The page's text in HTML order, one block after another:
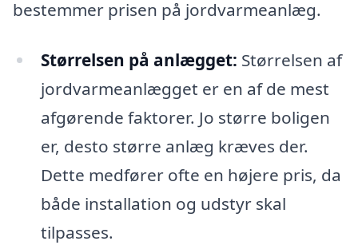
bestemmer prisen på jordvarmeanlæg.
Størrelsen på anlægget: Størrelsen af
jordvarmeanlægget er en af de mest
afgørende faktorer. Jo større boligen
er, desto større anlæg kræves der.
Dette medfører ofte en højere pris, da
både installation og udstyr skal
tilpasses.